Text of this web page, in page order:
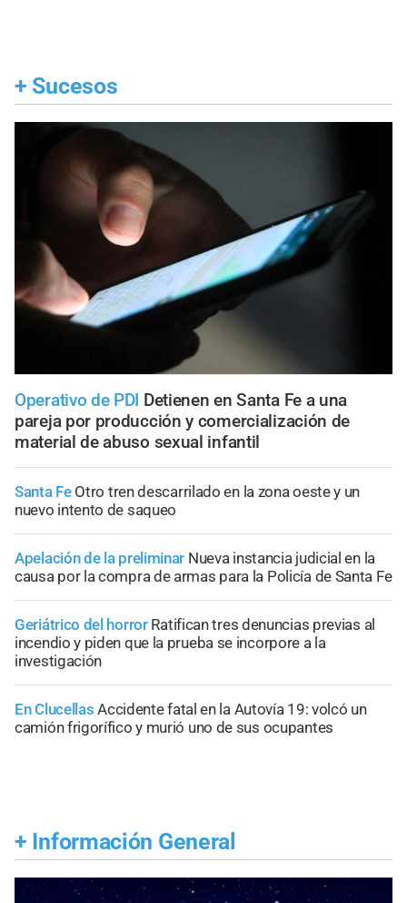
+ Sucesos
Operativo de PDI Detienen en Santa Fe a una
pareja por producción y comercialización de
material de abuso sexual infantil
Santa Fe Otro tren descarrilado en la zona oeste y un
nuevo intento de saqueo
Apelación de la preliminar Nueva instancia judicial en la
causa por la compra de armas para la Policía de Santa Fe
Geriátrico del horror Ratifican tres denuncias previas al
incendio y piden que la prueba se incorpore a la
investigación
En Clucellas Accidente fatal en la Autovía 19: volcó un
camión frigorífico y murió uno de sus ocupantes
+ Información General